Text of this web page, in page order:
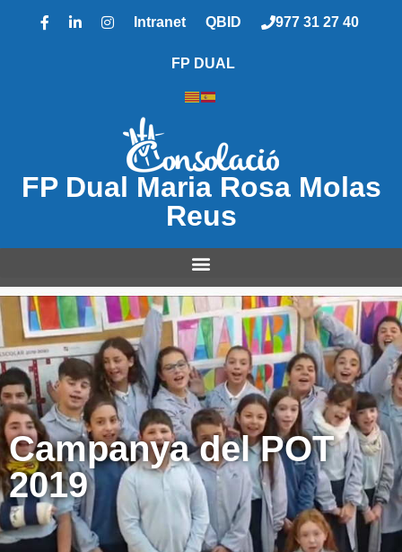
Intranet QBID 977 31 27 40
FP DUAL
FP Dual Maria Rosa Molas
Reus
Campanya del POT
2019